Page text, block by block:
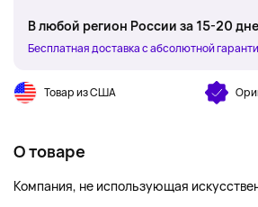
В любой регион России за 15-20
Бесплатная доставка с абсолютной
Товар из США
О товаре
Компания, не использующая